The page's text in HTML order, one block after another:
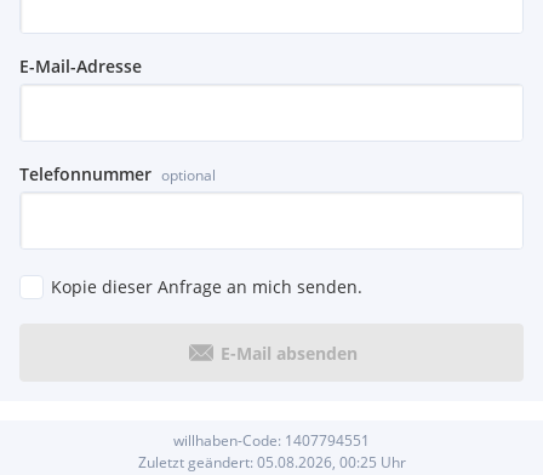
E-Mail-Adresse
Telefonnummer optional
Kopie dieser Anfrage an mich senden.
E-Mail absenden
willhaben-Code: 1407794551
Zuletzt geändert: 05.08.2026, 00:25 Uhr